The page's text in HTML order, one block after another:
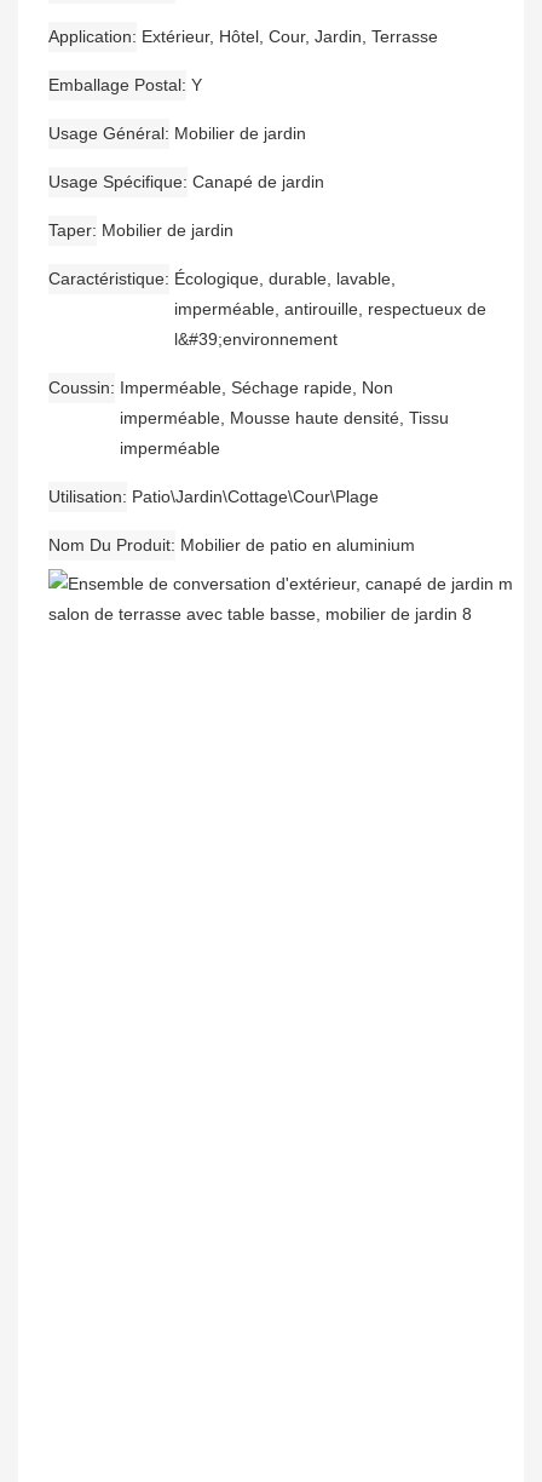
Application Extérieur, Hôtel, Cour, Jardin, Terrasse
Emballage Postal Y
Usage Général Mobilier de jardin
Usage Spécifique Canapé de jardin
Taper Mobilier de jardin
Caractéristique Écologique, durable, lavable,
imperméable, antirouille, respectueux de
l&#39;environnement
Coussin
Imperméable, Séchage rapide, Non
imperméable, Mousse haute densité, Tissu
imperméable
Utilisation Patio\Jardin\Cottage\Cour\Plage
Nom Du Produit Mobilier de patio en aluminium